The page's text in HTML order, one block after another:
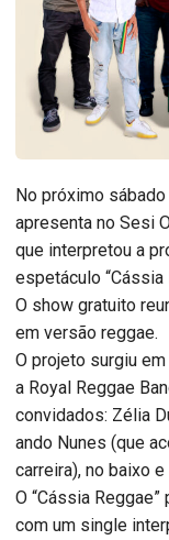
No próximo
apresenta no Sesi
que interpretou a
espetáculo “Cássia
O show gratuito
em versão reggae.
O projeto surgiu
a Royal Reggae
convidados: Zélia
ando Nunes (que
carreira), no baixo e
O “Cássia
com um single